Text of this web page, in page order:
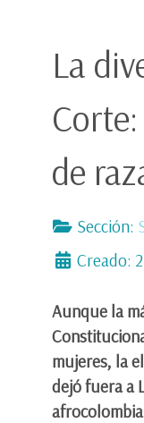
La
de
Sección:
Creado:
Aunque la
mujeres, la
dejó fuera a